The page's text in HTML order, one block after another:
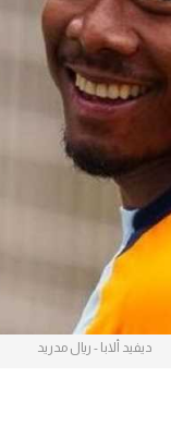
ديفيد ألابا - ريال مدريد